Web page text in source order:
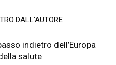
DALL'AUTORE
indietro dell’Europa
salute